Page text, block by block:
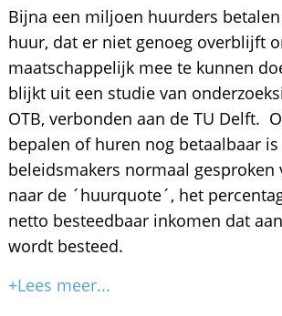
Bijna een miljoen huurders betalen
huur, dat er niet genoeg overblijft
maatschappelijk mee te kunnen
blijkt uit een studie van
OTB, verbonden aan de TU Delft.
bepalen of huren nog betaalbaar
beleidsmakers normaal gesproken
naar de ´huurquote´, het
netto besteedbaar inkomen dat
wordt besteed.
+Lees meer...